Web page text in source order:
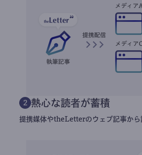
2 熱心な読者が蓄積
提携媒体やtheLetterのウェブ記事から